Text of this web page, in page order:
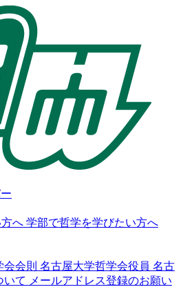
へ 学部で哲学を学びたい方へ
会則 名古屋大学哲学会役員 名古
いて メールアドレス登録のお願い